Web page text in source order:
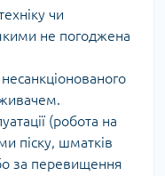
чи
не погоджена
(робота на
піску, шматків
за перевищення